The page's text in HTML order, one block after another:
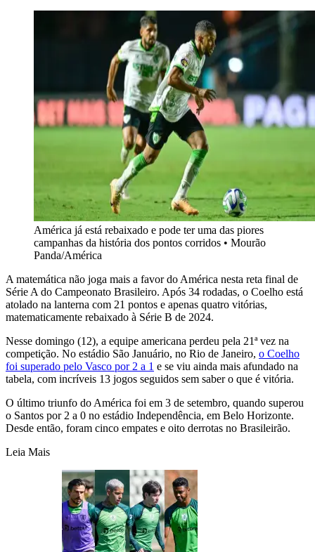
América já está rebaixado e pode ter uma das piores
campanhas da história dos pontos corridos • Mourão
Panda/América
A matemática não joga mais a favor do América nesta reta final de
Série A do Campeonato Brasileiro. Após 34 rodadas, o Coelho está
atolado na lanterna com 21 pontos e apenas quatro vitórias,
matematicamente rebaixado à Série B de 2024.
Nesse domingo (12), a equipe americana perdeu pela 21ª vez na
competição. No estádio São Januário, no Rio de Janeiro, o Coelho
foi superado pelo Vasco por 2 a 1 e se viu ainda mais afundado na
tabela, com incríveis 13 jogos seguidos sem saber o que é vitória.
O último triunfo do América foi em 3 de setembro, quando superou
o Santos por 2 a 0 no estádio Independência, em Belo Horizonte.
Desde então, foram cinco empates e oito derrotas no Brasileirão.
Leia Mais